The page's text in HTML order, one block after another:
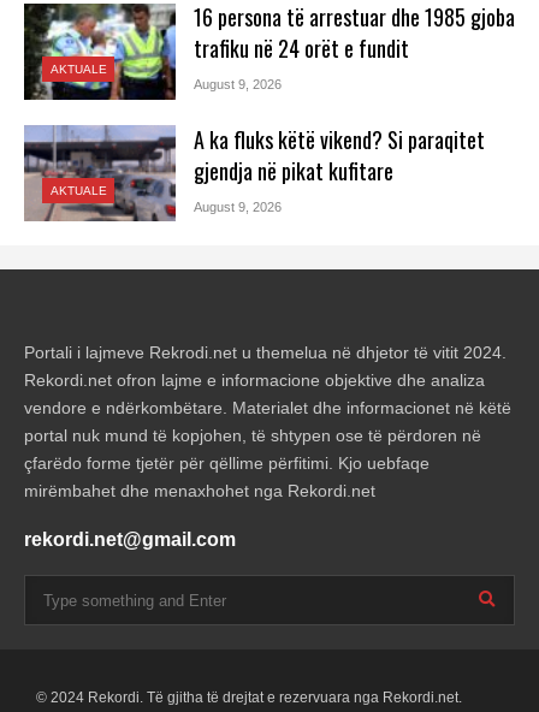
AKTUALE
16 persona të arrestuar dhe 1985 gjoba
trafiku në 24 orët e fundit
August 9, 2026
AKTUALE
A ka fluks këtë vikend? Si paraqitet
gjendja në pikat kufitare
August 9, 2026
Portali i lajmeve Rekrodi.net u themelua në dhjetor të vitit 2024.
Rekordi.net ofron lajme e informacione objektive dhe analiza
vendore e ndërkombëtare. Materialet dhe informacionet në këtë
portal nuk mund të kopjohen, të shtypen ose të përdoren në
çfarëdo forme tjetër për qëllime përfitimi. Kjo uebfaqe
mirëmbahet dhe menaxhohet nga Rekordi.net
rekordi.net@gmail.com
© 2024 Rekordi. Të gjitha të drejtat e rezervuara nga Rekordi.net.